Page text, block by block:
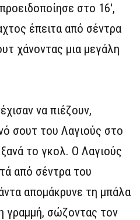
στο 16′,
έπειτα από σέντρα
χάνοντας μια μεγάλη
να πιέζουν,
σουτ του Λαγιούς στο
ξανά το γκολ. Ο Λαγιούς
από σέντρα του
απομάκρυνε τη μπάλα
γραμμή, σώζοντας τον